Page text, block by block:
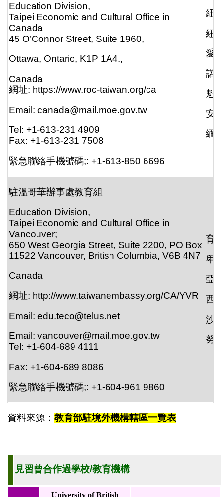
Education Division,
Taipei Economic and Cultural Office in
Canada
45 O’Connor Street, Suite 1960,
Ottawa, Ontario, K1P 1A4.,
Canada
網址: https://www.roc-taiwan.org/ca
Email: canada@mail.moe.gov.tw
Tel: +1-613-231 4909
Fax: +1-613-231 7508
緊急聯絡手機號碼;: +1-613-850 6696
紐
紐
愛
諾
魁
安
緬
駐溫哥華辦事處教育組
Education Division,
Taipei Economic and Cultural Office in
Vancouver;
650 West Georgia Street, Suite 2200, PO Box
11522 Vancouver, British Columbia, V6B 4N7
Canada
網址: http://www.taiwanembassy.org/CA/YVR
Email: edu.teco@telus.net
Email: vancouver@mail.moe.gov.tw
Tel: +1-604-689 4111
Fax: +1-604-689 8086
緊急聯絡手機號碼;: +1-604-961 9860
育
卑
亞
西
沙
努
資料來源： 教育部駐境外機構轄區一覽表
見習曾合作過學校/教育機構
University of British